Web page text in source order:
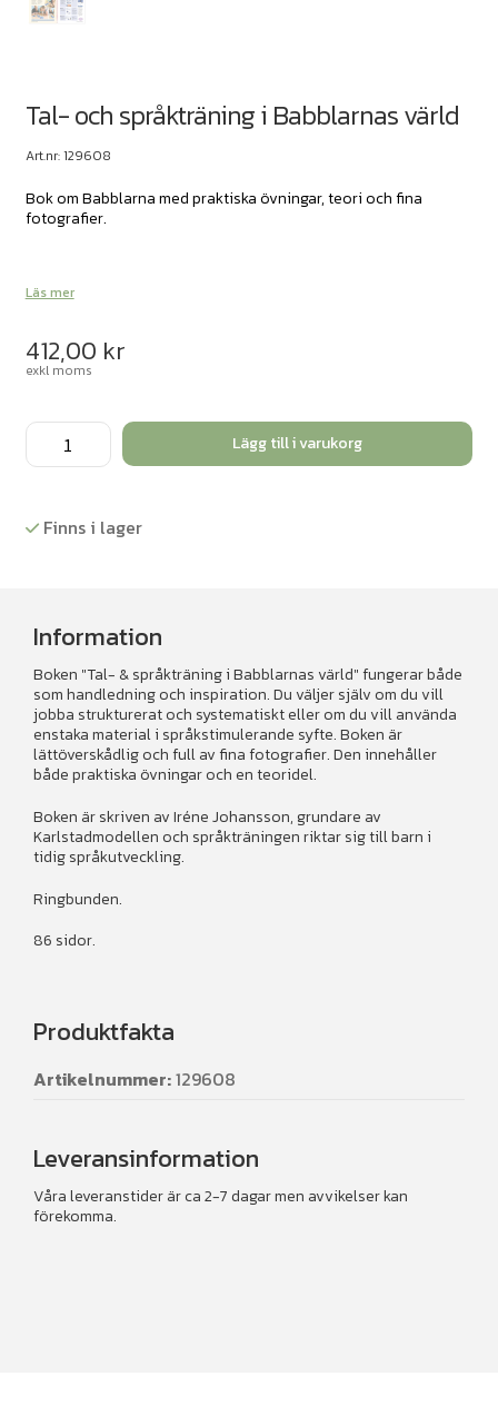
Tal- och språkträning i Babblarnas värld
Art.nr: 129608
Bok om Babblarna med praktiska övningar, teori och fina
fotografier.
Läs mer
412,00 kr
exkl moms
Tal-
och
Lägg till i varukorg
Finns i lager
Information
Boken "Tal- & språkträning i Babblarnas värld" fungerar både
som handledning och inspiration. Du väljer själv om du vill
jobba strukturerat och systematiskt eller om du vill använda
enstaka material i språkstimulerande syfte. Boken är
lättöverskådlig och full av fina fotografier. Den innehåller
både praktiska övningar och en teoridel.
Boken är skriven av Iréne Johansson, grundare av
Karlstadmodellen och språkträningen riktar sig till barn i
tidig språkutveckling.
Ringbunden.
86 sidor.
Produktfakta
Artikelnummer:129608
Leveransinformation
Våra leveranstider är ca 2-7 dagar men avvikelser kan
förekomma.